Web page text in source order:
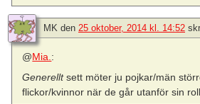
MK den 25 oktober, 2014 kl. 14:52
@Mia.:
Generelltsett möter ju pojkar/män
flickor/kvinnor när de går utanför sin roll.